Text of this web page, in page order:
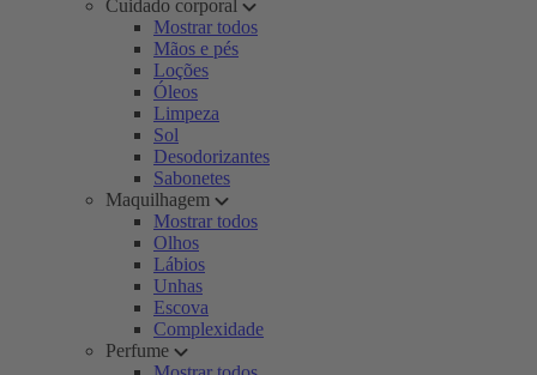
Cuidado corporal
Mostrar todos
Mãos e pés
Loções
Óleos
Limpeza
Sol
Desodorizantes
Sabonetes
Maquilhagem
Mostrar todos
Olhos
Lábios
Unhas
Escova
Complexidade
Perfume